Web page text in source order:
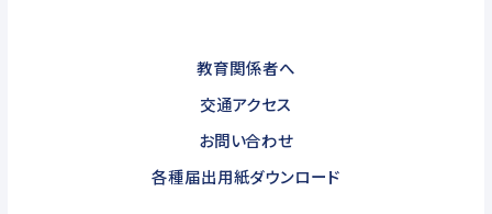
教育関係者へ
交通アクセス
お問い合わせ
各種届出用紙ダウンロード